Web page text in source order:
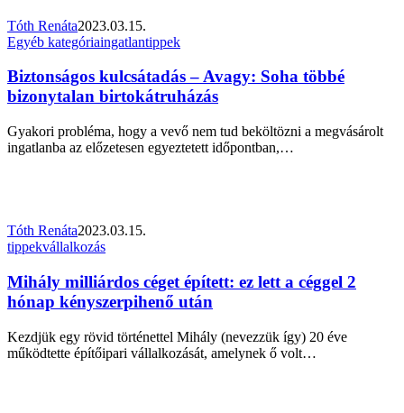
Tóth Renáta2023.03.15.
Biztonságos
–
Avagy:
Soha
bizonytalan
birtokátruházás
Egyéb kategóriaingatlantippek
Biztonságos kulcsátadás – Avagy: Soha többé
bizonytalan birtokátruházás
Gyakori probléma, hogy a vevő nem tud beköltözni a megvásárolt
ingatlanba az előzetesen egyeztetett időpontban,…
Tóth Renáta2023.03.15.
Mihály
céget
épített:
ez
a
céggel
tippekvállalkozás
Mihály milliárdos céget épített: ez lett a céggel 2
hónap kényszerpihenő után
Kezdjük egy rövid történettel Mihály (nevezzük így) 20 éve
működtette építőipari vállalkozását, amelynek ő volt…